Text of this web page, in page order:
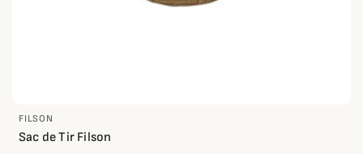
FILSON
Sac de Tir Filson